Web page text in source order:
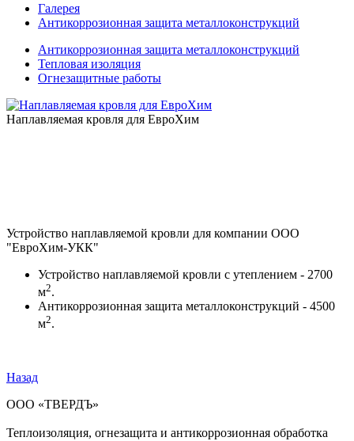
Галерея
Антикоррозионная защита металлоконструкций
Антикоррозионная защита металлоконструкций
Тепловая изоляция
Огнезащитные работы
Наплавляемая кровля для ЕвроХим
Устройство наплавляемой кровли для компании ООО
"ЕвроХим-УКК"
Устройство наплавляемой кровли с утеплением - 2700
м2.
Антикоррозионная защита металлоконструкций - 4500
м2.
Назад
ООО «ТВЕРДЪ»
Теплоизоляция, огнезащита и антикоррозионная обработка